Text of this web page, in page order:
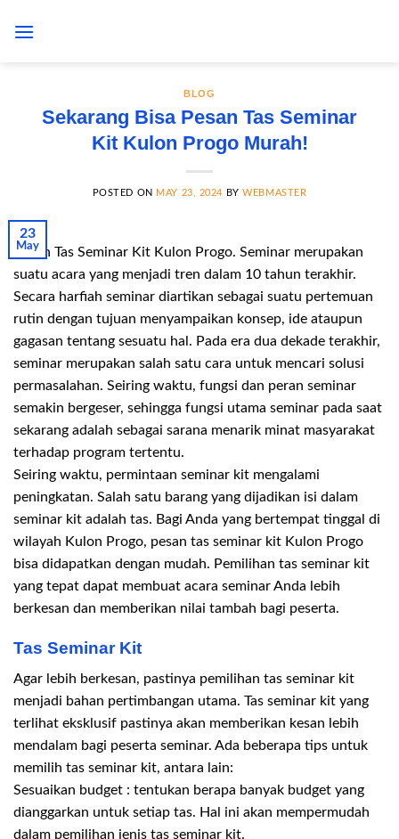
BLOG
Sekarang Bisa Pesan Tas Seminar
Kit Kulon Progo Murah!
POSTED ON MAY 23, 2024 BYWEBMASTER
23
May
Pesan Tas Seminar Kit Kulon Progo. Seminar merupakan
suatu acara yang menjadi tren dalam 10 tahun terakhir.
Secara harfiah seminar diartikan sebagai suatu pertemuan
rutin dengan tujuan menyampaikan konsep, ide ataupun
gagasan tentang sesuatu hal. Pada era dua dekade terakhir,
seminar merupakan salah satu cara untuk mencari solusi
permasalahan. Seiring waktu, fungsi dan peran seminar
semakin bergeser, sehingga fungsi utama seminar pada saat
sekarang adalah sebagai sarana menarik minat masyarakat
terhadap program tertentu.
Seiring waktu, permintaan seminar kit mengalami
peningkatan. Salah satu barang yang dijadikan isi dalam
seminar kit adalah tas. Bagi Anda yang bertempat tinggal di
wilayah Kulon Progo, pesan tas seminar kit Kulon Progo
bisa didapatkan dengan mudah. Pemilihan tas seminar kit
yang tepat dapat membuat acara seminar Anda lebih
berkesan dan memberikan nilai tambah bagi peserta.
Tas Seminar Kit
Agar lebih berkesan, pastinya pemilihan tas seminar kit
menjadi bahan pertimbangan utama. Tas seminar kit yang
terlihat eksklusif pastinya akan memberikan kesan lebih
mendalam bagi peserta seminar. Ada beberapa tips untuk
memilih tas seminar kit, antara lain:
Sesuaikan budget : tentukan berapa banyak budget yang
dianggarkan untuk setiap tas. Hal ini akan mempermudah
dalam pemilihan jenis tas seminar kit.